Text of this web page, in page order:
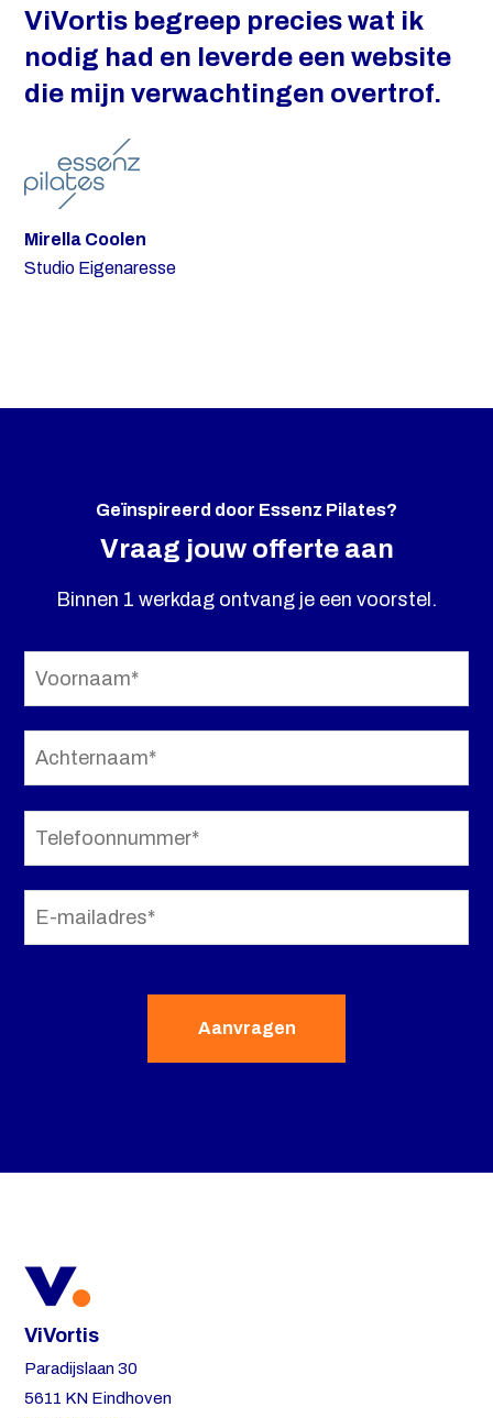
ViVortis begreep precies wat ik
nodig had en leverde een website
die mijn verwachtingen overtrof.
Mirella Coolen
Studio Eigenaresse
Geïnspireerd door Essenz Pilates?
Vraag jouw offerte aan
Binnen 1 werkdag ontvang je een voorstel.
ViVortis
Paradijslaan 30
5611 KN Eindhoven